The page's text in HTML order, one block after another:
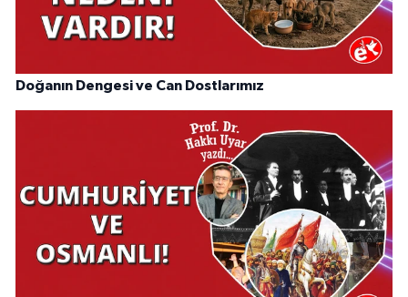
Doğanın Dengesi ve Can Dostlarımız